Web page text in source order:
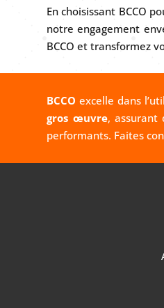
En choisissant BCCO
notre engagement
BCCO et transformez
BCCO excelle dans
gros œuvre, assurant
performants. Faites